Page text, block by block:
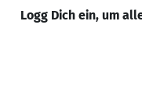
Logg Dich ein, um